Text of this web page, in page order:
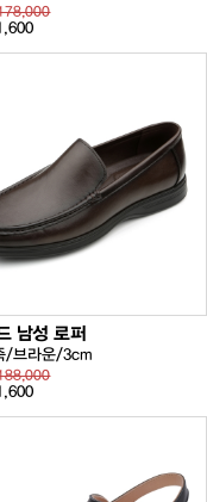
남성 로퍼
/브라운/3cm